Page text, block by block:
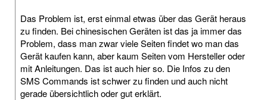
Das Problem ist, erst einmal etwas über das Gerät heraus
zu finden. Bei chinesischen Geräten ist das ja immer das
Problem, dass man zwar viele Seiten findet wo man das
Gerät kaufen kann, aber kaum Seiten vom Hersteller oder
mit Anleitungen. Das ist auch hier so. Die Infos zu den
SMS Commands ist schwer zu finden und auch nicht
gerade übersichtlich oder gut erklärt.